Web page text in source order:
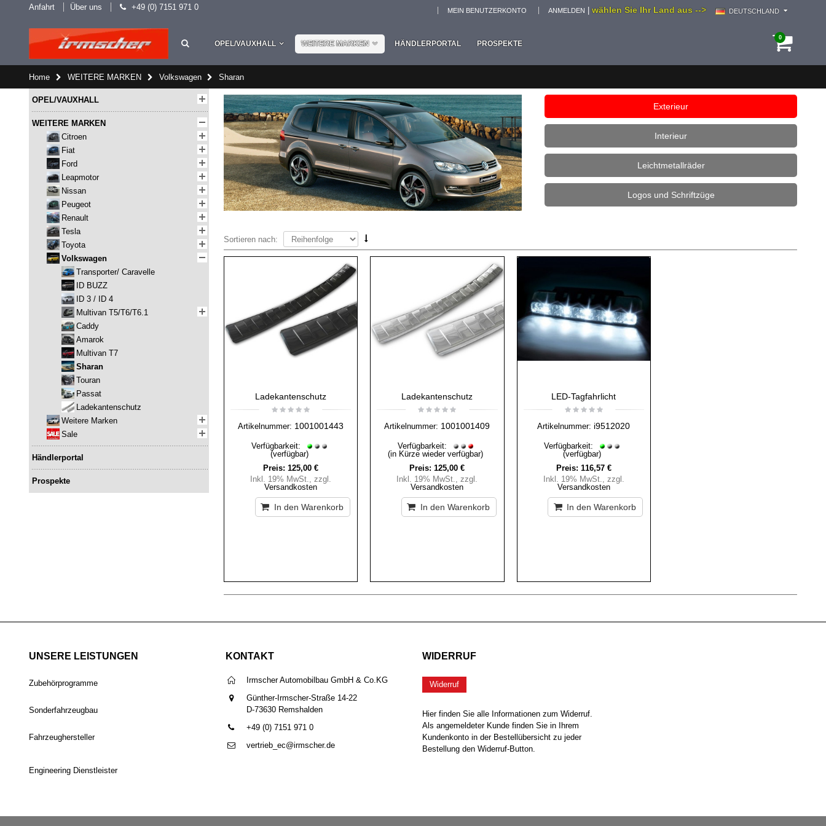
Anfahrt Über uns +49 (0) 7151 971 0 wählen Sie Ihr Land aus --> DEUTSCHLAND
MEIN BENUTZERKONTO ANMELDEN
0
OPEL/VAUXHALL WEITERE MARKEN HÄNDLERPORTAL PROSPEKTE
Home WEITERE MARKEN Volkswagen Sharan
Exterieur
Interieur
Leichtmetallräder
Logos und Schriftzüge
Sortieren nach:
Ladekantenschutz
Artikelnummer: 1001001443
Verfügbarkeit:
(verfügbar)
Preis: 125,00 €
Inkl. 19% MwSt.,zzgl.
Versandkosten
In den Warenkorb
Ladekantenschutz
Artikelnummer: 1001001409
Verfügbarkeit:
(in Kürze wieder verfügbar)
Preis: 125,00 €
Inkl. 19% MwSt.,zzgl.
Versandkosten
In den Warenkorb
LED-Tagfahrlicht
Artikelnummer: i9512020
Verfügbarkeit:
(verfügbar)
Preis: 116,57 €
Inkl. 19% MwSt., zzgl.
Versandkosten
In den Warenkorb
OPEL/VAUXHALL
WEITERE MARKEN
Citroen
Fiat
Ford
Leapmotor
Nissan
Peugeot
Renault
Tesla
Toyota
Volkswagen
Transporter/ Caravelle
ID BUZZ
ID 3 / ID 4
Multivan T5/T6/T6.1
Caddy
Amarok
Multivan T7
Sharan
Touran
Passat
Ladekantenschutz
Weitere Marken
Sale
Händlerportal
Prospekte
UNSERE LEISTUNGEN
Zubehörprogramme
Sonderfahrzeugbau
Fahrzeughersteller
Engineering Dienstleister
KONTAKT
Irmscher Automobilbau GmbH & Co.KG
Günther-Irmscher-Straße 14-22
D-73630 Remshalden
+49 (0) 7151 971 0
vertrieb_ec@irmscher.de
WIDERRUF
Widerruf
Hier finden Sie alle Informationen zum Widerruf.
Als angemeldeter Kunde finden Sie in Ihrem
Kundenkonto in der Bestellübersicht zu jeder
Bestellung den Widerruf-Button.